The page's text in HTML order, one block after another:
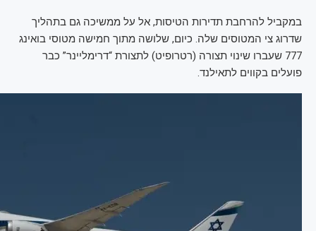
במקביל להרחבת תדירות הטיסות, אל על ממשיכה גם בתהליך
שדרוג צי המטוסים שלה. כיום, שלושה מתוך חמישה מטוסי בואינג
777 שעברו שינוי תצורה (רטרופיט) לתצורת “דרימליינר” כבר
פועלים בקווים לתאילנד.